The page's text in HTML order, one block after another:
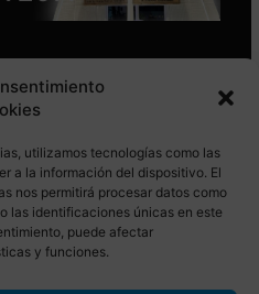
utilizamos tecnologías como las
a la información del dispositivo. El
nos permitirá procesar datos como
las identificaciones únicas en este
puede afectar
y funciones.
SOCIALES